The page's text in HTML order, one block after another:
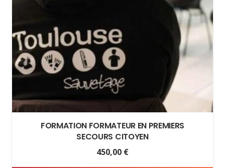
FORMATION FORMATEUR EN PREMIERS
SECOURS CITOYEN
450,00 €